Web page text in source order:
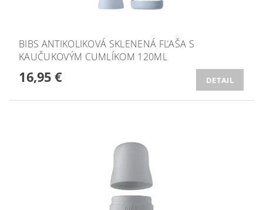
BIBS ANTIKOLIKOVÁ SKLENENÁ FĽAŠA S
KAUČUKOVÝM CUMLÍKOM 120ML
16,95 € DETAIL